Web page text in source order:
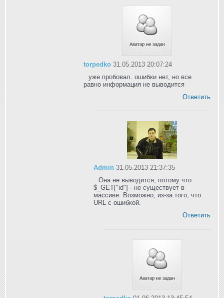
torpedko 31.05.2013 20:07:24
уже пробовал. ошибки нет, но все
равно информация не выводится
Ответить
Admin 31.05.2013 21:37:35
Она не выводится, потому что
$_GET["id"] - не существует в
массиве. Возможно, из-за того, что
URL с ошибкой.
Ответить